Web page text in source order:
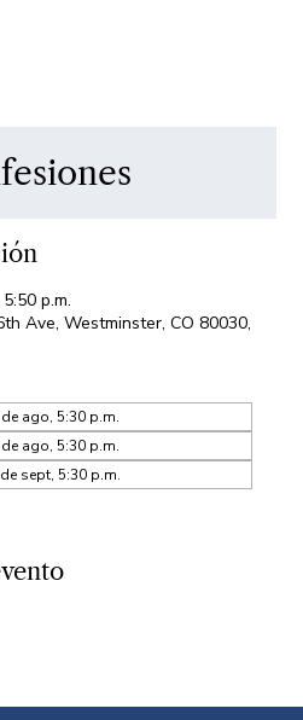
p.m.
Ave, Westminster, CO 80030,
ago, 5:30 p.m.
ago, 5:30 p.m.
sept, 5:30 p.m.